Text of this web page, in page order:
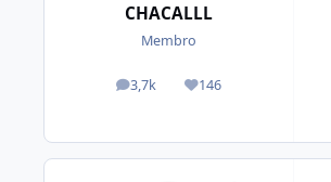
CHACALLL
Membro
3,7k
posts 146
Reputação